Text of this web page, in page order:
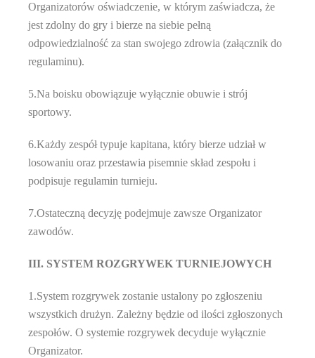
Organizatorów oświadczenie, w którym zaświadcza, że
jest zdolny do gry i bierze na siebie pełną
odpowiedzialność za stan swojego zdrowia (załącznik do
regulaminu).
5.Na boisku obowiązuje wyłącznie obuwie i strój
sportowy.
6.Każdy zespół typuje kapitana, który bierze udział w
losowaniu oraz przestawia pisemnie skład zespołu i
podpisuje regulamin turnieju.
7.Ostateczną decyzję podejmuje zawsze Organizator
zawodów.
III. SYSTEM ROZGRYWEK TURNIEJOWYCH
1.System rozgrywek zostanie ustalony po zgłoszeniu
wszystkich drużyn. Zależny będzie od ilości zgłoszonych
zespołów. O systemie rozgrywek decyduje wyłącznie
Organizator.